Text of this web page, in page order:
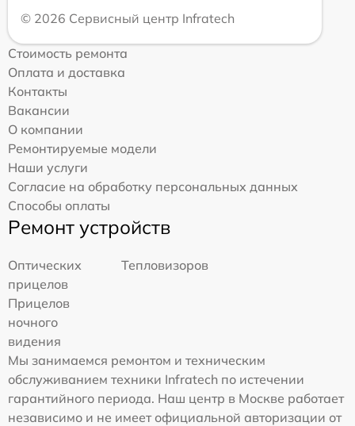
© 2026 Сервисный центр Infratech
Стоимость ремонта
Оплата и доставка
Контакты
Вакансии
О компании
Ремонтируемые модели
Наши услуги
Согласие на обработку персональных данных
Способы оплаты
Ремонт устройств
Оптических
прицелов
Тепловизоров
Прицелов
ночного
видения
Мы занимаемся ремонтом и техническим
обслуживанием техники Infratech по истечении
гарантийного периода. Наш центр в Москве работает
независимо и не имеет официальной авторизации от